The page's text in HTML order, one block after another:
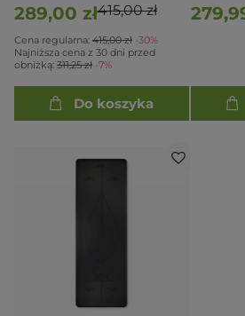
289,00 zł415,00 zł
Cena regularna: 415,00 zł -30%
Najniższa cena z 30 dni przed
obniżką: 311,25 zł -7%
Do koszyka